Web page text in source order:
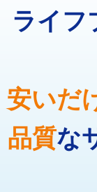
コンクリート斫
モルタル補修
追加人工
廃棄・処分
桝清掃
止水・漏水調
止水・漏水調査
止水・漏水調査
ライフ
安いだ
品質な